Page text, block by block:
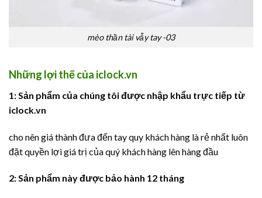
mèo thần tài vẫy tay -03
Những lợi thế của iclock.vn
1: Sản phẩm của chúng tôi được nhập khẩu trực tiếp từ
iclock.vn
cho nên giá thành đưa đến tay quy khách hàng là rẻ nhất luôn
đặt quyền lợi giá trị của quý khách hàng lên hàng đầu
2: Sản phẩm này được bảo hành 12 tháng